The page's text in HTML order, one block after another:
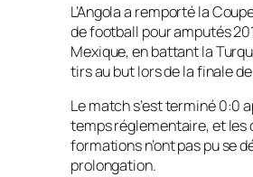
L’Angola a remporté la
de football pour amputés
Mexique, en battant la
tirs au but lors de la finale
Le match s’est terminé 0:0
temps réglementaire, et les
formations n’ont pas pu se
prolongation.